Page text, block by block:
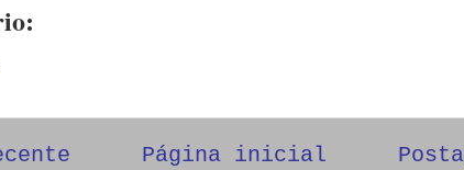
Página inicial